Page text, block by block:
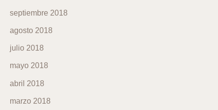
septiembre 2018
agosto 2018
julio 2018
mayo 2018
abril 2018
marzo 2018